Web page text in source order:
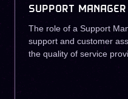
SUPPORT MANAGER
The role of a Support
support and customer
the quality of service